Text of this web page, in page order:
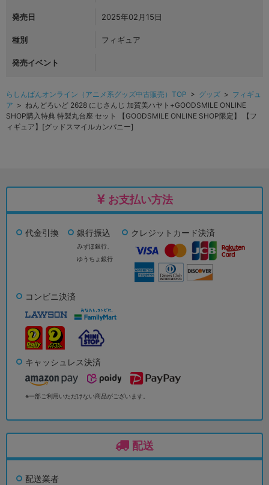
発売日 2025年02月15日
種別 フィギュア
発売イベント
らしんばんオンライン（アニメ系グッズ中古販売）TOP > グッズ > フィギュ
ア > ねんどろいど 2628 にじさんじ 加賀美ハヤト+GOODSMILE ONLINE
SHOP購入特典 特製丸台座 セット 【GOODSMILE ONLINE SHOP限定】 【フ
ィギュア】[グッドスマイルカンパニー]
お支払い方法
代金引換 銀行振込
みずほ銀行、
ゆうちょ銀行
クレジットカード決済
コンビニ決済
キャッシュレス決済
※一部ご利用いただけない商品がございます。
配送
配送業者